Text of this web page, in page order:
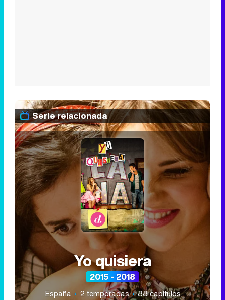
Serie relacionada
Yo quisiera
2015 - 2018
España 2 temporadas 88 capítulos